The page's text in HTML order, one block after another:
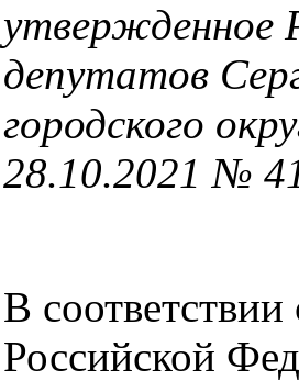
утвержденное
депутатов
городского
28.10.2021 №
В
Российской